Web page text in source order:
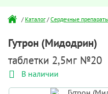
/ Каталог /Сердечные препараты
Гутрон (Мидодрин)
таблетки 2,5мг №20
В наличии